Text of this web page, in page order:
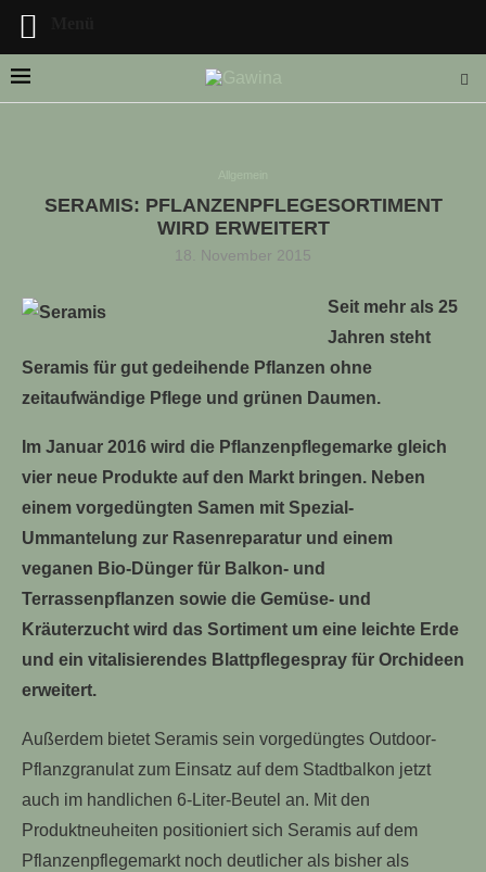
STELLENANGEBOTE!!!
SERAMIS: PFLANZENPFLEGESORTIMENT
WIRD ERWEITERT
18. November 2015
Seit mehr als 25
Jahren steht
Seramis für gut gedeihende Pflanzen ohne
zeitaufwändige Pflege und grünen Daumen.
Im Januar 2016 wird die Pflanzenpflegemarke gleich
vier neue Produkte auf den Markt bringen. Neben
einem vorgedüngten Samen mit Spezial-
Ummantelung zur Rasenreparatur und einem
veganen Bio-Dünger für Balkon- und
Terrassenpflanzen sowie die Gemüse- und
Kräuterzucht wird das Sortiment um eine leichte Erde
und ein vitalisierendes Blattpflegespray für Orchideen
erweitert.
Außerdem bietet Seramis sein vorgedüngtes Outdoor-
Pflanzgranulat zum Einsatz auf dem Stadtbalkon jetzt
auch im handlichen 6-Liter-Beutel an. Mit den
Produktneuheiten positioniert sich Seramis auf dem
Pflanzenpflegemarkt noch deutlicher als bisher als